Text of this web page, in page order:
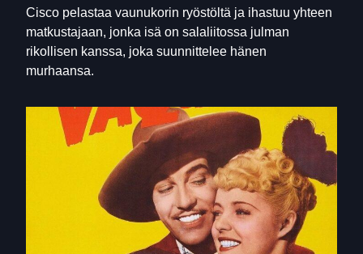
Cisco pelastaa vaunukorin ryöstöltä ja ihastuu yhteen
matkustajaan, jonka isä on salaliitossa julman
rikollisen kanssa, joka suunnittelee hänen
murhaansa.